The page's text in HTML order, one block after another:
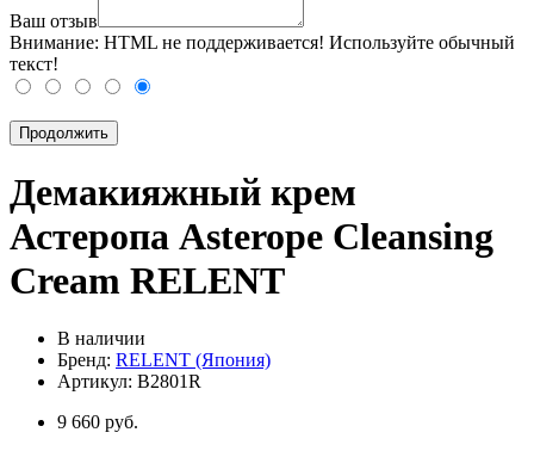
Ваш отзыв
Внимание: HTML не поддерживается! Используйте обычный
текст!
Продолжить
Демакияжный крем
Астеропа Asterope Cleansing
Cream RELENT
В наличии
Бренд: RELENT (Япония)
Артикул: B2801R
9 660 руб.